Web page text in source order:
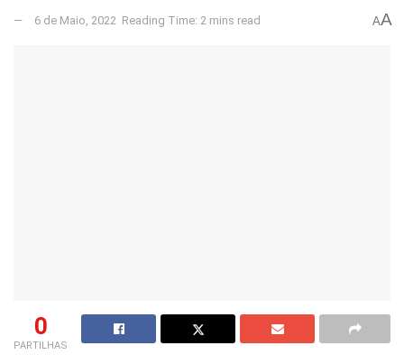
6 de Maio, 2022 Reading Time: 2 mins read AA
0
PARTILHAS